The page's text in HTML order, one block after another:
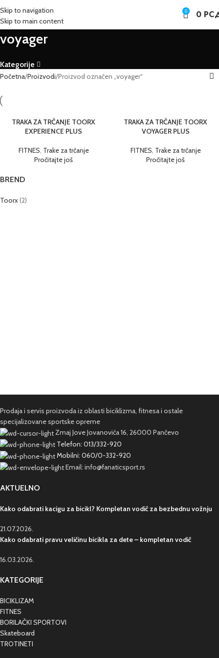
Skip to navigation
Skip to main content
0 0
voyager
Kategorije
BREND
Toorx(2)
Početna Proizvodi Proizvod označen „voyager“
TRAKA ZA TRČANJE TOORX
EXPERIENCE PLUS
FITNES, Trake za trčanje
Pročitajte još
TRAKA ZA TRČANJE TOORX
VOYAGER PLUS
FITNES, Trake za trčanje
Pročitajte još
Prodaja i servis proizvoda iz oblasti biciklizma, fitnesa i ostale
specijalizovane sportske opreme
Zmaj Jove Jovanovića 16, 26000 Pančevo
Telefon: 013/332-920
Mobilni: 060/0-332-920
Email: info@fanaticsport.rs
AKTUELNO
Kako odabrati kacigu za bicikl? Kompletan vodič za bezbednu vožnju
21.07.2026.
Kako odabrati pravu veličinu bicikla za dete – kompletan vodič
16.03.2026.
KATEGORIJE
BICIKLIZAM
FITNES
BORILAČKI SPORTOVI
Skateboard
TROTINETI